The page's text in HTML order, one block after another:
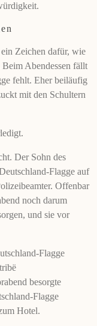
Zeichen dafür, wie
Abendessen fällt
fehlt. Eher beiläufig
mit den Schultern
Der Sohn des
Flagge auf
Offenbar
noch darum
und sie vor
besorgte
Flagge
Hotel.